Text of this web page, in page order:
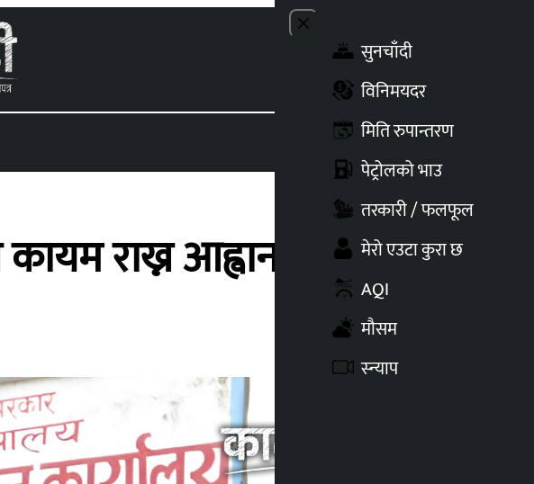
Close menu
सुनचाँदी
विनिमयदर
मिति रुपान्तरण
पेट्रोलको भाउ
तरकारी / फलफूल
मेरो एउटा कुरा छ
AQI
मौसम
स्न्याप
कायम राख्न आह्वान